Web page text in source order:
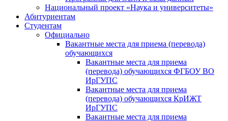
Национальный проект «Наука и университеты»
Абитуриентам
Студентам
Официально
Вакантные места для приема (перевода)
обучающихся
Вакантные места для приема
(перевода) обучающихся ФГБОУ ВО
ИрГУПС
Вакантные места для приема
(перевода) обучающихся КрИЖТ
ИрГУПС
Вакантные места для приема